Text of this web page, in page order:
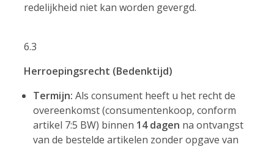
redelijkheid niet kan worden gevergd.
6.3
Herroepingsrecht (Bedenktijd)
Termijn: Als consument heeft u het recht de
overeenkomst (consumentenkoop, conform
artikel 7:5 BW) binnen 14 dagen na ontvangst
van de bestelde artikelen zonder opgave van